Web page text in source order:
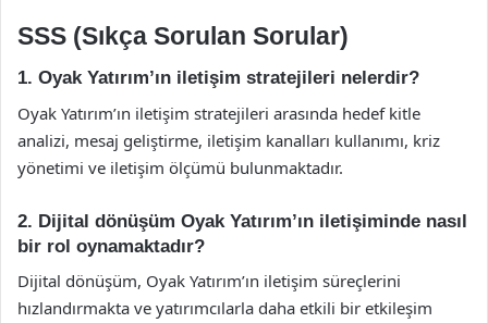
SSS (Sıkça Sorulan Sorular)
1. Oyak Yatırım’ın iletişim stratejileri nelerdir?
Oyak Yatırım’ın iletişim stratejileri arasında hedef kitle
analizi, mesaj geliştirme, iletişim kanalları kullanımı, kriz
yönetimi ve iletişim ölçümü bulunmaktadır.
2. Dijital dönüşüm Oyak Yatırım’ın iletişiminde nasıl
bir rol oynamaktadır?
Dijital dönüşüm, Oyak Yatırım’ın iletişim süreçlerini
hızlandırmakta ve yatırımcılarla daha etkili bir etkileşim